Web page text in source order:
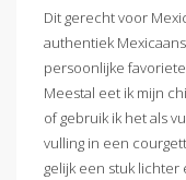
Dit gerecht voor
authentiek
persoonlijke
Meestal eet ik mijn
of gebruik ik het als
vulling in een
gelijk een stuk